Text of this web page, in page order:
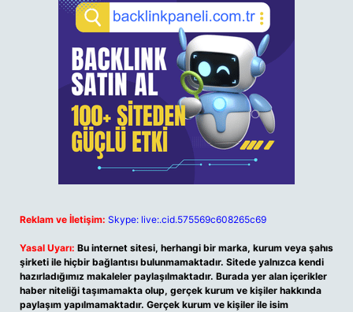
Reklam ve İletişim: Skype: live:.cid.575569c608265c69
Yasal Uyarı: Bu internet sitesi, herhangi bir marka, kurum veya şahıs
şirketi ile hiçbir bağlantısı bulunmamaktadır. Sitede yalnızca kendi
hazırladığımız makaleler paylaşılmaktadır. Burada yer alan içerikler
haber niteliği taşımamakta olup, gerçek kurum ve kişiler hakkında
paylaşım yapılmamaktadır. Gerçek kurum ve kişiler ile isim